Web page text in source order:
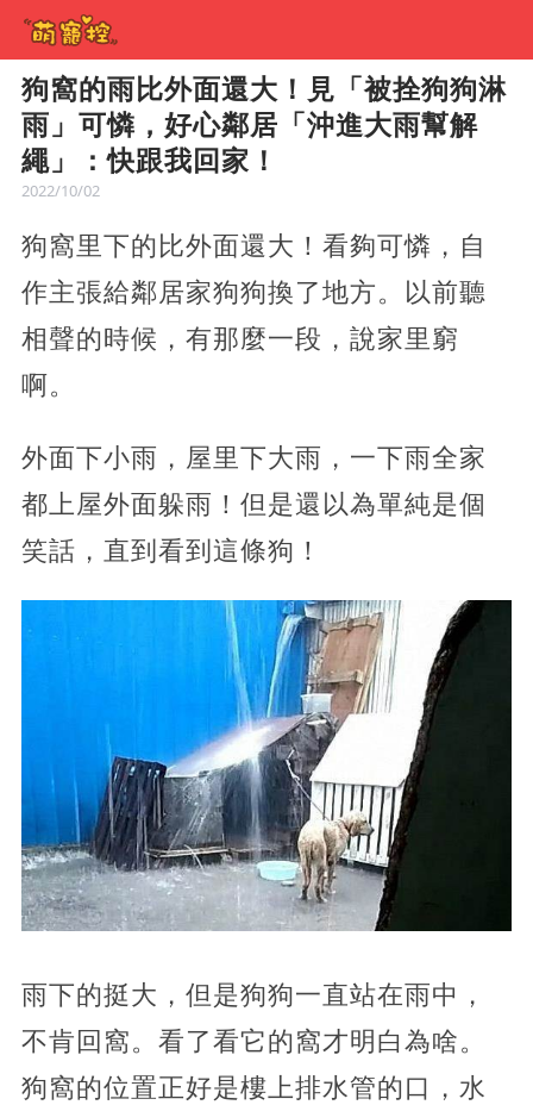
狗窩的雨比外面還大！見「被拴狗狗淋
雨」可憐，好心鄰居「沖進大雨幫解
繩」：快跟我回家！
2022/10/02
狗窩里下的比外面還大！看夠可憐，自
作主張給鄰居家狗狗換了地方。以前聽
相聲的時候，有那麼一段，說家里窮
啊。
外面下小雨，屋里下大雨，一下雨全家
都上屋外面躲雨！但是還以為單純是個
笑話，直到看到這條狗！
雨下的挺大，但是狗狗一直站在雨中，
不肯回窩。看了看它的窩才明白為啥。
狗窩的位置正好是樓上排水管的口，水